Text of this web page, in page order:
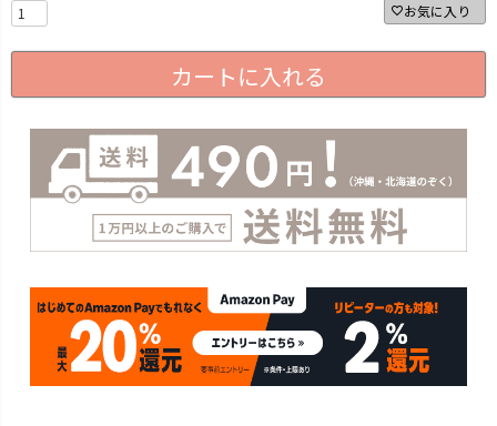
お気に入り
カートに入れる